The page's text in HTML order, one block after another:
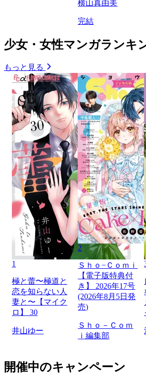
横山真由美
完結
少女・女性マンガランキ
もっと見る
1
極と蕾〜極道と
恋を知らない人
妻と〜【マイク
ロ】 30
井山ゆー
2
Ｓｈｏ−Ｃｏｍｉ
【電子版特典付
き】 2026年17号
(2026年8月5日発
売)
Ｓｈｏ－Ｃｏｍ
ｉ編集部
開催中のキャンペーン